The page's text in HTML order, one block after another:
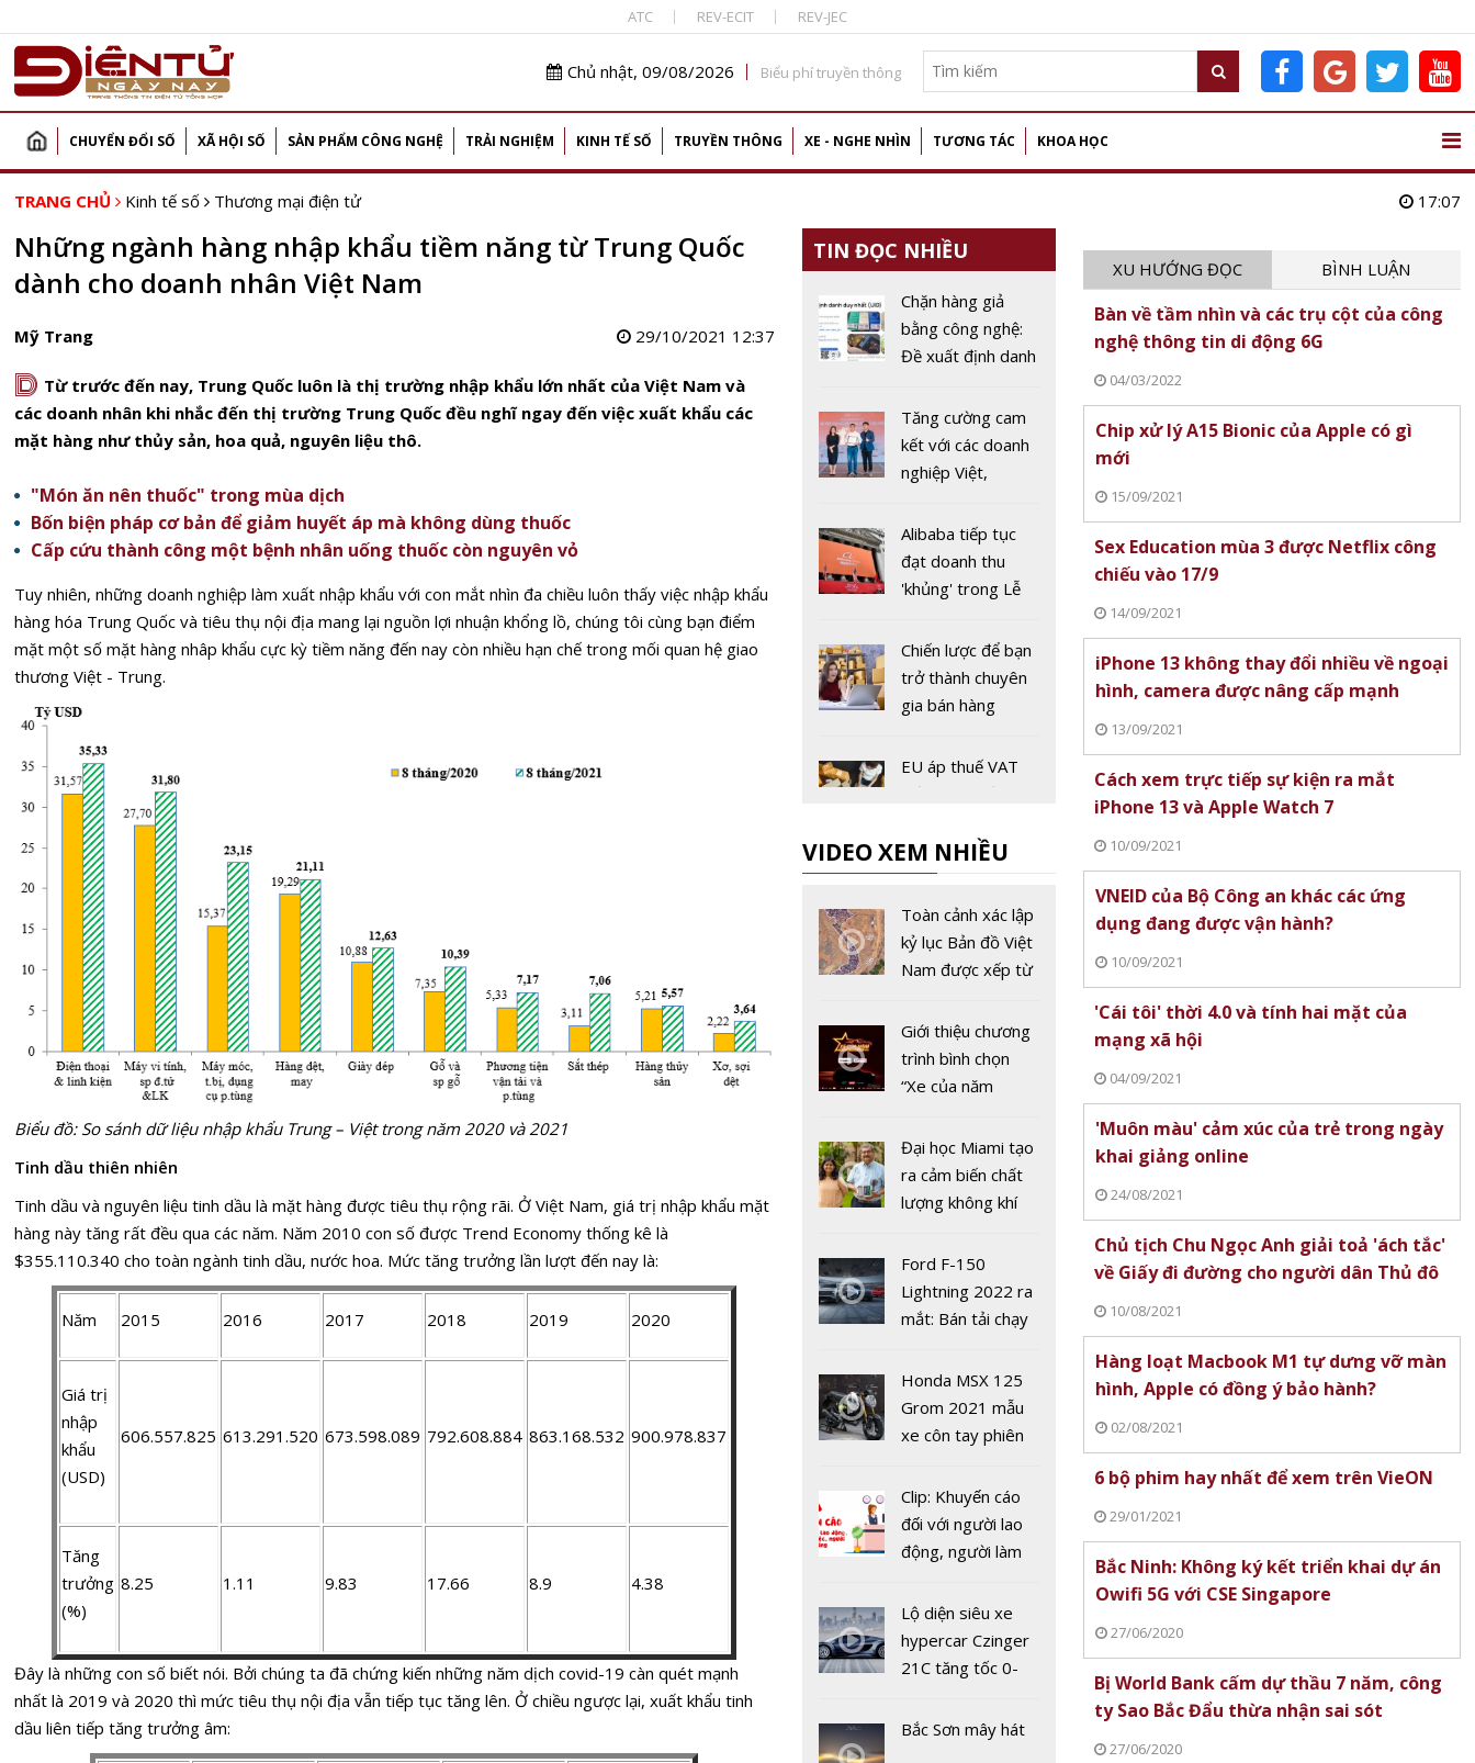
ATC REV-ECIT REV-JEC
Chủ nhật, 09/08/2026 Biểu phí truyền thông
CHUYỂN ĐỔI SỐ XÃ HỘI SỐ SẢN PHẨM CÔNG NGHỆ TRẢI NGHIỆM KINH TẾ SỐ TRUYỀN THÔNG XE - NGHE NHÌN TƯƠNG TÁC KHOA HỌC
TRANG CHỦ Kinh tế số Thương mại điện tử 17:07
Những ngành hàng nhập khẩu tiềm năng từ Trung Quốc
dành cho doanh nhân Việt Nam
Mỹ Trang 29/10/2021 12:37
D Từ trước đến nay, Trung Quốc luôn là thị trường nhập khẩu lớn nhất của Việt Nam và
các doanh nhân khi nhắc đến thị trường Trung Quốc đều nghĩ ngay đến việc xuất khẩu các
mặt hàng như thủy sản, hoa quả, nguyên liệu thô.
"Món ăn nên thuốc" trong mùa dịch
Bốn biện pháp cơ bản để giảm huyết áp mà không dùng thuốc
Cấp cứu thành công một bệnh nhân uống thuốc còn nguyên vỏ
Tuy nhiên, những doanh nghiệp làm xuất nhập khẩu với con mắt nhìn đa chiều luôn thấy việc nhập khẩu
hàng hóa Trung Quốc và tiêu thụ nội địa mang lại nguồn lợi nhuận khổng lồ, chúng tôi cùng bạn điểm
mặt một số mặt hàng nhâp khẩu cực kỳ tiềm năng đến nay còn nhiều hạn chế trong mối quan hệ giao
thương Việt - Trung.
Biểu đồ: So sánh dữ liệu nhập khẩu Trung – Việt trong năm 2020 và 2021
Tinh dầu thiên nhiên
Tinh dầu và nguyên liệu tinh dầu là mặt hàng được tiêu thụ rộng rãi. Ở Việt Nam, giá trị nhập khẩu mặt
hàng này tăng rất đều qua các năm. Năm 2010 con số được Trend Economy thống kê là
$355.110.340 cho toàn ngành tinh dầu, nước hoa. Mức tăng trưởng lần lượt đến nay là:
Năm 2015 2016 2017 2018 2019 2020
Giá trị
nhập
khẩu
(USD)
606.557.825 613.291.520 673.598.089 792.608.884 863.168.532 900.978.837
Tăng
trưởng
(%)
8.25 1.11 9.83 17.66 8.9 4.38
Đây là những con số biết nói. Bởi chúng ta đã chứng kiến những năm dịch covid-19 càn quét mạnh
nhất là 2019 và 2020 thì mức tiêu thụ nội địa vẫn tiếp tục tăng lên. Ở chiều ngược lại, xuất khẩu tinh
dầu liên tiếp tăng trưởng âm:
TIN ĐỌC NHIỀU
Chặn hàng giả
bằng công nghệ:
Đề xuất định danh
bằng mã UID
Tăng cường cam
kết với các doanh
nghiệp Việt,
dịch vụ logistics
trực tuyến
Alibaba tiếp tục
đạt doanh thu
'khủng' trong Lễ
Ngày Độc thân
11/11
Chiến lược để bạn
trở thành chuyên
gia bán hàng
một lần vấp ngã
EU áp thuế VAT
đối với các nền
điện tử bán hàng
vào châu Âu từ
1/7
hội bứt phá của
các giao dịch trực
tuyến
Xuất hiện cá nhân
có thu nhập 140 tỉ
mại điện tử
tuyến - Cuộc đua
mới của các ngành
hàng trong mùa
VIDEO XEM NHIỀU
Toàn cảnh xác lập
kỷ lục Bản đồ Việt
Nam được xếp từ
năm 2022
Giới thiệu chương
trình bình chọn
“Xe của năm
Đại học Miami tạo
ra cảm biến chất
lượng không khí
19
Ford F-150
Lightning 2022 ra
mắt: Bán tải chạy
chưa đến 40 nghìn
USD
Honda MSX 125
Grom 2021 mẫu
xe côn tay phiên
Clip: Khuyến cáo
đối với người lao
động, người làm
hàng tại khu dịch
vụ trong dịch
Covid-19
Lộ diện siêu xe
hypercar Czinger
21C tăng tốc 0-
2 giây
Bắc Sơn mây hát
XU HƯỚNG ĐỌC BÌNH LUẬN
Bàn về tầm nhìn và các trụ cột của công
nghệ thông tin di động 6G
04/03/2022
Chip xử lý A15 Bionic của Apple có gì
mới
15/09/2021
Sex Education mùa 3 được Netflix công
chiếu vào 17/9
14/09/2021
iPhone 13 không thay đổi nhiều về ngoại
hình, camera được nâng cấp mạnh
13/09/2021
Cách xem trực tiếp sự kiện ra mắt
iPhone 13 và Apple Watch 7
10/09/2021
VNEID của Bộ Công an khác các ứng
dụng đang được vận hành?
10/09/2021
'Cái tôi' thời 4.0 và tính hai mặt của
mạng xã hội
04/09/2021
'Muôn màu' cảm xúc của trẻ trong ngày
khai giảng online
24/08/2021
Chủ tịch Chu Ngọc Anh giải toả 'ách tắc'
về Giấy đi đường cho người dân Thủ đô
10/08/2021
Hàng loạt Macbook M1 tự dưng vỡ màn
hình, Apple có đồng ý bảo hành?
02/08/2021
6 bộ phim hay nhất để xem trên VieON
29/01/2021
Bắc Ninh: Không ký kết triển khai dự án
Owifi 5G với CSE Singapore
27/06/2020
Bị World Bank cấm dự thầu 7 năm, công
ty Sao Bắc Đẩu thừa nhận sai sót
27/06/2020